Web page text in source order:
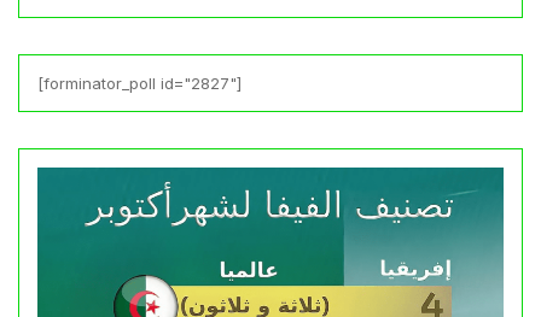
[forminator_poll id="2827"]